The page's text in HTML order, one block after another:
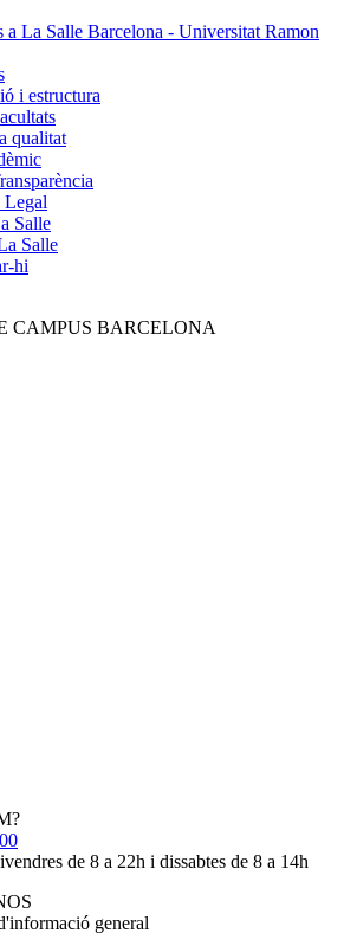
a La Salle Barcelona - Universitat Ramon
i estructura
qualitat
Salle
Salle
hi
CAMPUS BARCELONA
de 8 a 22h i dissabtes de 8 a 14h
general